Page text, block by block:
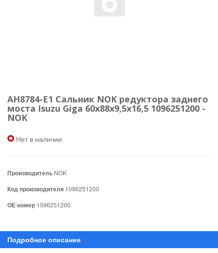
AH8784-E1 Сальник NOK редуктора заднего
моста Isuzu Giga 60x88x9,5x16,5 1096251200 -
NOK
Нет в наличии
Производитель NOK
Код производителя 1096251200
ОЕ номер 1096251200